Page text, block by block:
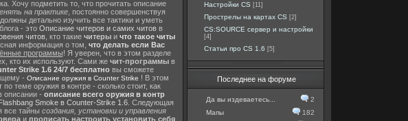
Хочу подметить то, что прочитать описание
на практике, постоянно совершенствуя
детально изучить все тактики и уметь
- это Описание читеров и самих читов в
читов , кто такие читеры и что такое читы
информация о том, что делать если Вас
программы! Я уверен, что в этом разделе
кто их используют. Сами же чит-программыв
Strike 1.6 24/7 бесплатновы сможете
- Описание оружия в Counter Strike ! В этом
теме оружия в контре - сколько стоит, как
описании - описание всего оружия в контр
Smoke в Counter-Strike 1.6 . Следующая
все тайны создания, установки и управления
и прописать настроить установить себя
Настройки CS [11]
Прострелы на картах CS [2]
CS:SOURCE сервер и настройки
[4]
Статьи про CS 1.6 [5]
Последнее на форуме
Да вы издеваетесь...
2
Мапы
182